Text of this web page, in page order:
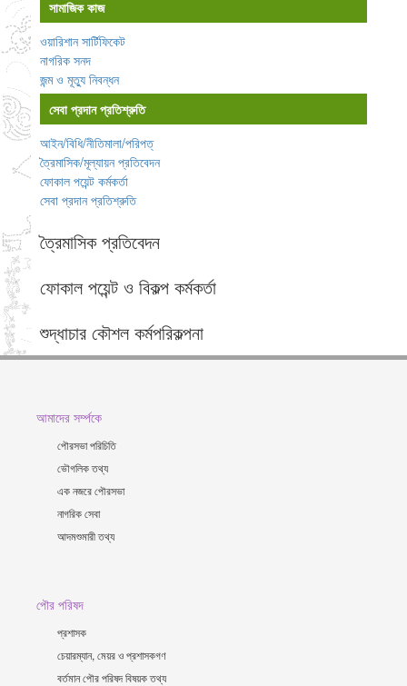
সামাজিক কাজ
ওয়ারিশান সার্টিফিকেট
নাগরিক সনদ
জন্ম ও মূত্যু নিবন্ধন
সেবা প্রদান প্রতিশ্রুতি
আইন/বিধি/নীতিমালা/পরিপত্
ত্রৈমাসিক/মূল্যায়ন প্রতিবেদন
ফোকাল পয়েন্ট কর্মকর্তা
সেবা প্রদান প্রতিশ্রুতি
ত্রৈমাসিক প্রতিবেদন
ফোকাল পয়েন্ট ও বিকল্প কর্মকর্তা
শুদ্ধাচার কৌশল কর্মপরিকল্পনা
আমাদের সর্ম্পকে
পৌরসভা পরিচিতি
ভৌগলিক তথ্য
এক নজরে পৌরসভা
নাগরিক সেবা
আদমশুমারী তথ্য
পৌর পরিষদ
প্রশাসক
চেয়ারম্যান, মেয়র ও প্রশাসকগণ
বর্তমান পৌর পরিষদ বিষয়ক তথ্য